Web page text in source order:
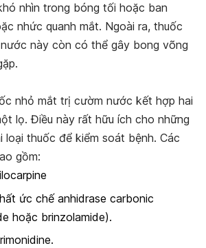
nhìn trong bóng tối hoặc ban
nhức quanh mắt. Ngoài ra, thuốc
này còn có thể gây bong võng
nhỏ mắt trị cườm nước kết hợp hai
lọ. Điều này rất hữu ích cho những
loại thuốc để kiểm soát bệnh. Các
gồm:
ức chế anhidrase carbonic
hoặc brinzolamide).